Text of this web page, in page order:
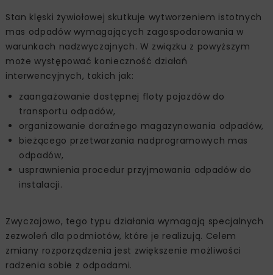
Stan klęski żywiołowej skutkuje wytworzeniem istotnych
mas odpadów wymagających zagospodarowania w
warunkach nadzwyczajnych. W związku z powyższym
może występować konieczność działań
interwencyjnych, takich jak:
zaangażowanie dostępnej floty pojazdów do
transportu odpadów,
organizowanie doraźnego magazynowania odpadów,
bieżącego przetwarzania nadprogramowych mas
odpadów,
usprawnienia procedur przyjmowania odpadów do
instalacji.
Zwyczajowo, tego typu działania wymagają specjalnych
zezwoleń dla podmiotów, które je realizują. Celem
zmiany rozporządzenia jest zwiększenie możliwości
radzenia sobie z odpadami.